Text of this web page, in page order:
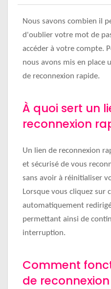
Nous savons combien il
d'oublier votre mot de
accéder à votre compte.
nous avons mis en place
de reconnexion rapide.
À quoi sert un
reconnexion
Un lien de reconnexion
et sécurisé de vous
sans avoir à réinitialiser
Lorsque vous cliquez sur
automatiquement
permettant ainsi de
interruption.
Comment
de